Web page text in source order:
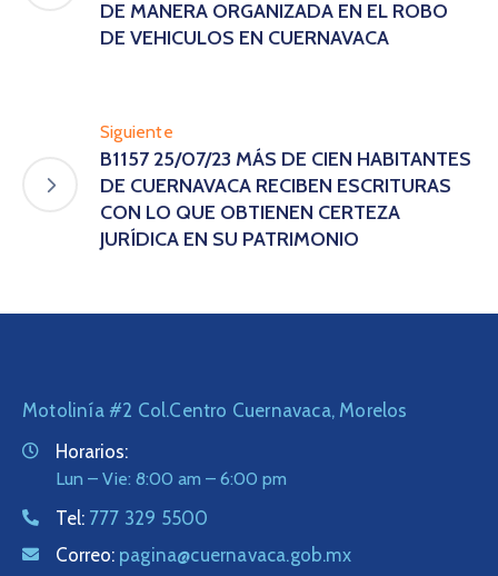
DE MANERA ORGANIZADA EN EL ROBO
DE VEHICULOS EN CUERNAVACA
Siguiente
B1157 25/07/23 MÁS DE CIEN HABITANTES
DE CUERNAVACA RECIBEN ESCRITURAS
CON LO QUE OBTIENEN CERTEZA
JURÍDICA EN SU PATRIMONIO
Motolinía #2 Col.Centro Cuernavaca, Morelos
Horarios:
Lun – Vie: 8:00 am – 6:00 pm
Tel: 777 329 5500
Correo: pagina@cuernavaca.gob.mx